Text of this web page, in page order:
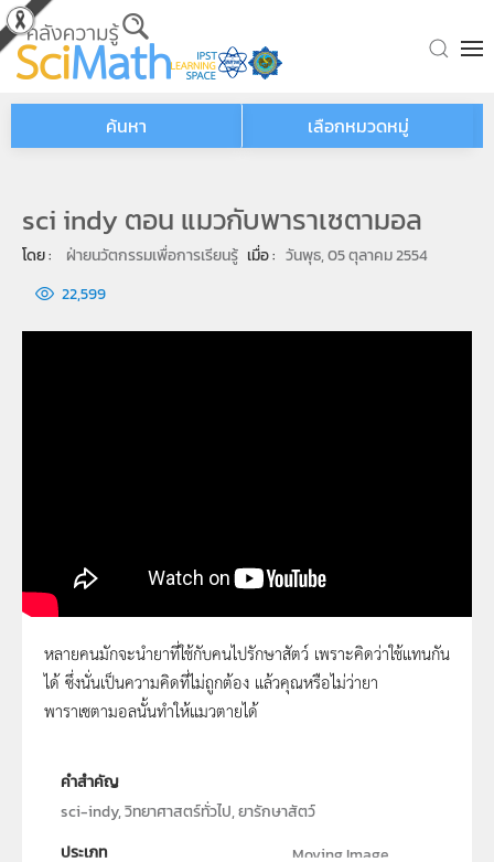
Skip to main content
ค้นหา เลือกหมวดหมู่
sci indy ตอน แมวกับพาราเซตามอล
โดย : ฝ่ายนวัตกรรมเพื่อการเรียนรู้ เมื่อ : วันพุธ, 05 ตุลาคม 2554
22,599
Sci Indy 37 แมวกับพาราเซตามอล
หลายคนมักจะนำยาที่ใช้กับคนไปรักษาสัตว์ เพราะคิดว่าใช้แทนกัน
ได้ ซึ่งนั่นเป็นความคิดที่ไม่ถูกต้อง แล้วคุณหรือไม่ว่ายา
พาราเซตามอลนั้นทำให้แมวตายได้
คำสำคัญ
sci-indy, วิทยาศาสตร์ทั่วไป, ยารักษาสัตว์
ประเภท
Moving Image